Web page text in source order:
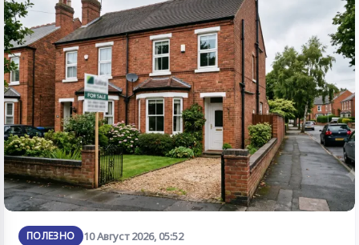
ПОЛЕЗНО 10 Август 2026, 05:52